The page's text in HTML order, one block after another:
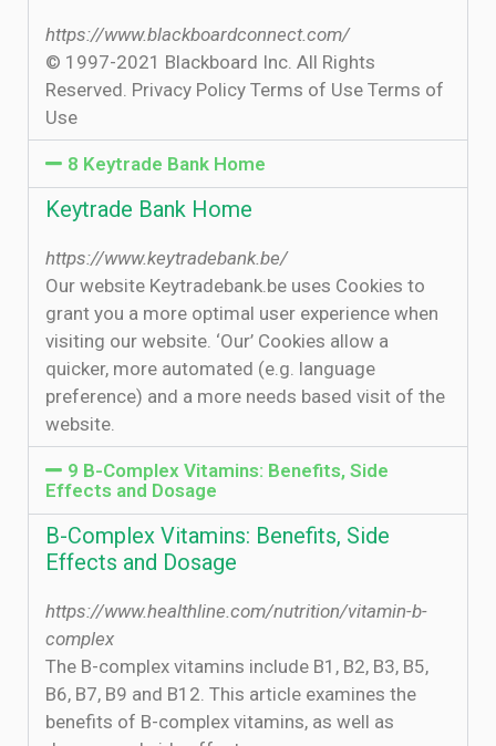
https://www.blackboardconnect.com/
© 1997-2021 Blackboard Inc. All Rights
Reserved. Privacy Policy Terms of Use Terms of
Use
8 Keytrade Bank Home
Keytrade Bank Home
https://www.keytradebank.be/
Our website Keytradebank.be uses Cookies to
grant you a more optimal user experience when
visiting our website. ‘Our’ Cookies allow a
quicker, more automated (e.g. language
preference) and a more needs based visit of the
website.
9 B-Complex Vitamins: Benefits, Side
Effects and Dosage
B-Complex Vitamins: Benefits, Side
Effects and Dosage
https://www.healthline.com/nutrition/vitamin-b-
complex
The B-complex vitamins include B1, B2, B3, B5,
B6, B7, B9 and B12. This article examines the
benefits of B-complex vitamins, as well as